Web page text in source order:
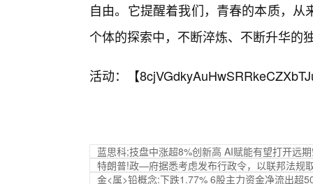
自由。它提醒着我们，青春的本质，
个体的探索中，不断淬炼、不断升华的
活动：【
蓝思科;技盘中涨超8%创新高 AI赋能有望打开远
特朗普!政—府据悉考虑发布行政令，以联邦法规
金<属>铅概念:下跌1.77% 6股主力资金净流出超